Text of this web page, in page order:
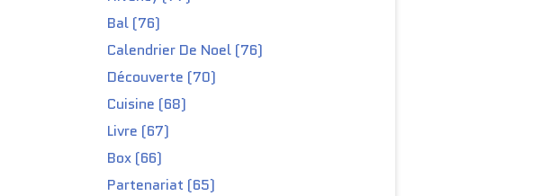
Bal (76)
Calendrier De Noel (76)
Découverte (70)
Cuisine (68)
Livre (67)
Box (66)
Partenariat (65)